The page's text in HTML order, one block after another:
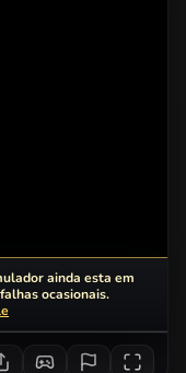
ainda esta em
ocasionais.